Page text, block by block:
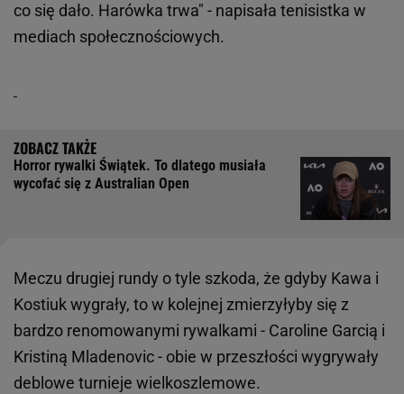
co się dało. Harówka trwa" - napisała tenisistka w
mediach społecznościowych.
Horror rywalki Świątek. To dlatego musiała
wycofać się z Australian Open
Meczu drugiej rundy o tyle szkoda, że gdyby Kawa i
Kostiuk wygrały, to w kolejnej zmierzyłyby się z
bardzo renomowanymi rywalkami - Caroline Garcią i
Kristiną Mladenovic - obie w przeszłości wygrywały
deblowe turnieje wielkoszlemowe.